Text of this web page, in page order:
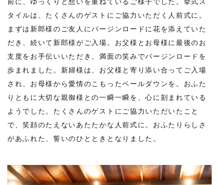
タイルは、たくさんのゲストにご協力いただく人前式に。
まずは新郎様のご友人にバージンロードに花を添えていた
だき、続いて新郎様がご入場。お父様とお母様に最後のお
支度をお手伝いいただき、満面の笑みでバージンロードを
歩まれました。新婦様は、お父様と寄り添い合ってご入場
され、お母様から愛情のこもったベールダウンを。おふた
りともに大切な親御様との一瞬一瞬を、心に刻まれている
ようでした。たくさんのゲストにご協力いただいたこと
で、笑顔のたえないあたたかな人前式に。おふたりらしさ
があふれた、誓いのひとときとなりました。